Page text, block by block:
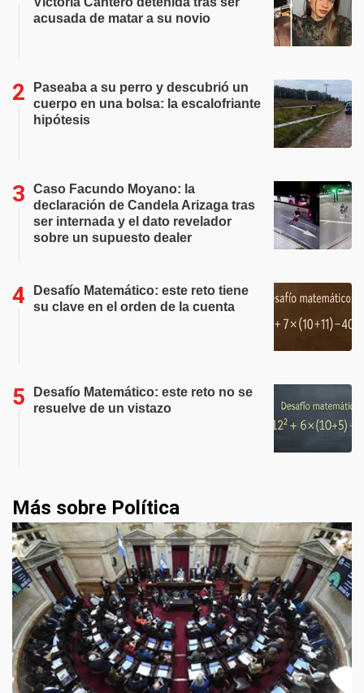
acusada de matar a su novio
Paseaba a su perro y descubrió un
cuerpo en una bolsa: la escalofriante
hipótesis
Caso Facundo Moyano: la
declaración de Candela Arizaga tras
ser internada y el dato revelador
sobre un supuesto dealer
Desafío Matemático: este reto tiene
su clave en el orden de la cuenta
Desafío Matemático: este reto no se
resuelve de un vistazo
Más sobre Política